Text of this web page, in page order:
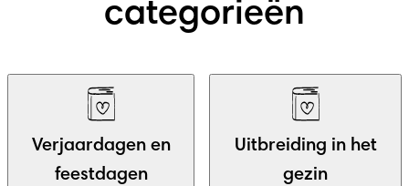
categorieën
Verjaardagen en
feestdagen
Uitbreiding in het
gezin